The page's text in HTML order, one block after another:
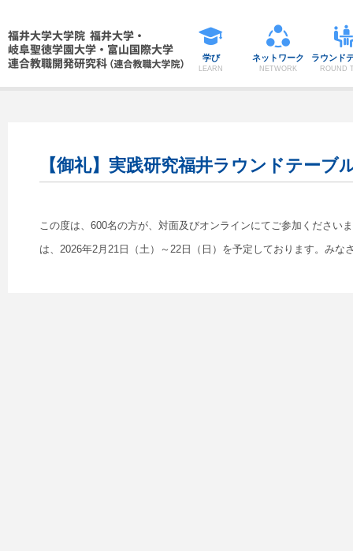
学び
LEARN
ネットワーク
NETWORK
ラウンド
ROUND
【御礼】実践研究福井ラウンドテー
この度は、600名の方が、対面及びオンラインにてご参加ください
は、2026年2月21日（土）～22日（日）を予定しております。みな